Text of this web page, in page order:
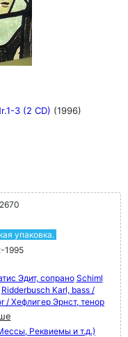
3 (2 CD) (1996)
упаковка.
1995
Эдит, сопрано Schiml
Ridderbusch Karl, bass /
/ Хефлигер Эрнст, тенор
Реквиемы и т.д.)